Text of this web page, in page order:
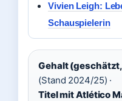
Vivien Leigh:
Schauspielerin
Gehalt
(Stand 2024/25) ·
Titel mit Atlético